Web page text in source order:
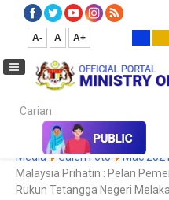
A- A A+
Carian...
Media Media
Media
Galeri Foto Mac 2021
Malaysia Prihatin : Pelan
Rukun Tetangga Negeri Melaka